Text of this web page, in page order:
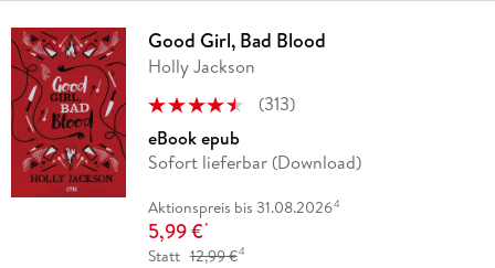
Good Girl, Bad Blood
Holly Jackson
(313)
eBook epub
Sofort lieferbar (Download)
Aktionspreis bis 31.08.20264
5,99 €*
Statt 12,99 €4